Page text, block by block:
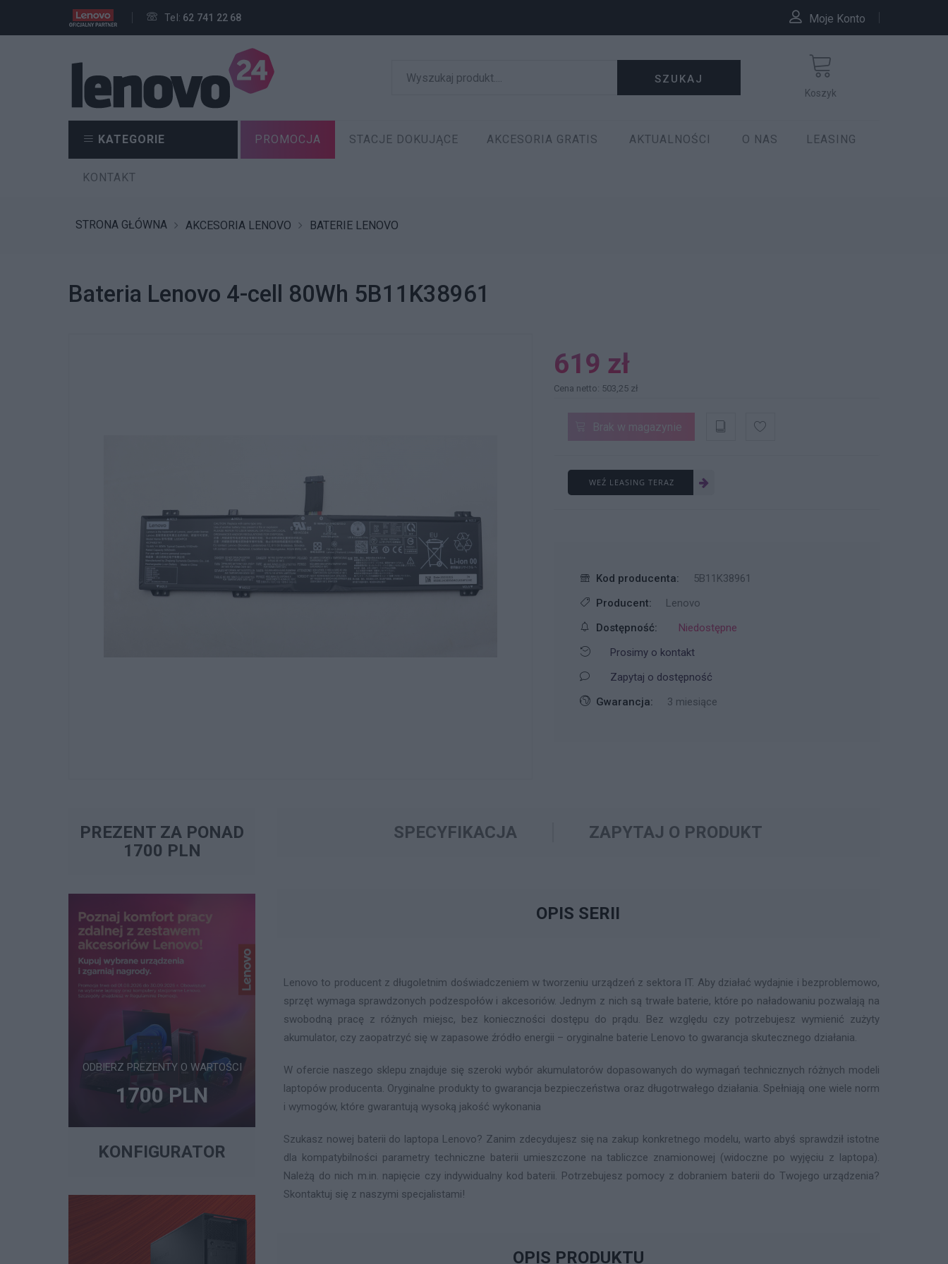
Tel: 62 741 22 68 Moje Konto
SZUKAJ
Koszyk
KATEGORIE PROMOCJA STACJE DOKUJĄCE AKCESORIA GRATIS AKTUALNOŚCI O NAS LEASING
KONTAKT
STRONA GŁÓWNA AKCESORIA LENOVO BATERIE LENOVO
Bateria Lenovo 4-cell 80Wh 5B11K38961
619 zł
Cena netto: 503,25 zł
Brak w magazynie
WEŹ LEASING TERAZ
Kod producenta:
5B11K38961
Producent:
Lenovo
Dostępność:
Niedostępne
Prosimy o kontakt
Zapytaj o dostępność
Gwarancja:
3 miesiące
PREZENT ZA PONAD
1700 PLN
ODBIERZ PREZENTY O WARTOŚCI
1700 PLN
KONFIGURATOR
SPECYFIKACJA ZAPYTAJ O PRODUKT
OPIS SERII
Lenovo to producent z długoletnim doświadczeniem w tworzeniu urządzeń z sektora IT. Aby działać wydajnie i bezproblemowo,
sprzęt wymaga sprawdzonych podzespołów i akcesoriów. Jednym z nich są trwałe baterie, które po naładowaniu pozwalają na
swobodną pracę z różnych miejsc, bez konieczności dostępu do prądu. Bez względu czy potrzebujesz wymienić zużyty
akumulator, czy zaopatrzyć się w zapasowe źródło energii – oryginalne baterie Lenovo to gwarancja skutecznego działania.
W ofercie naszego sklepu znajduje się szeroki wybór akumulatorów dopasowanych do wymagań technicznych różnych modeli
laptopów producenta. Oryginalne produkty to gwarancja bezpieczeństwa oraz długotrwałego działania. Spełniają one wiele norm
i wymogów, które gwarantują wysoką jakość wykonania
Szukasz nowej baterii do laptopa Lenovo? Zanim zdecydujesz się na zakup konkretnego modelu, warto abyś sprawdził istotne
dla kompatybilności parametry techniczne baterii umieszczone na tabliczce znamionowej (widoczne po wyjęciu z laptopa).
Należą do nich m.in. napięcie czy indywidualny kod baterii. Potrzebujesz pomocy z dobraniem baterii do Twojego urządzenia?
Skontaktuj się z naszymi specjalistami!
OPIS PRODUKTU